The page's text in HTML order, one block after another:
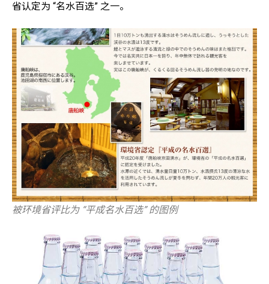
省认定为 “名水百选” 之一。
被环境省评比为 “平成名水百选” 的图例